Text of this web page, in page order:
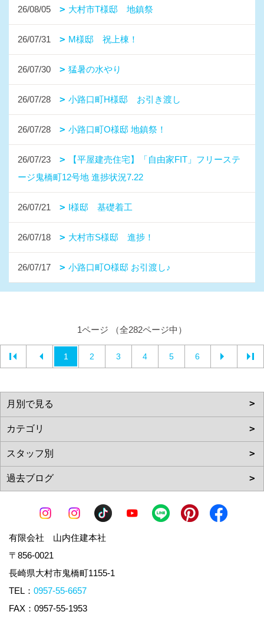
26/08/05 大村市T様邸 地鎮祭
26/07/31 M様邸 祝上棟！
26/07/30 猛暑の水やり
26/07/28 小路口町H様邸 お引き渡し
26/07/28 小路口町O様邸 地鎮祭！
26/07/23
【平屋建売住宅】「自由家FIT」フリーステ
ージ鬼橋町12号地 進捗状況7.22
26/07/21 I様邸 基礎着工
26/07/18 大村市S様邸 進捗！
26/07/17 小路口町O様邸 お引渡し♪
1ページ （全282ページ中）
1 2 3 4 5 6
有限会社 山内住建本社
〒856-0021
長崎県大村市鬼橋町1155-1
TEL： 0957-55-6657
FAX：0957-55-1953